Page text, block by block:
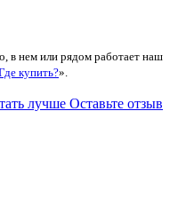
в нем или рядом работает наш
купить?».
лучше Оставьте отзыв